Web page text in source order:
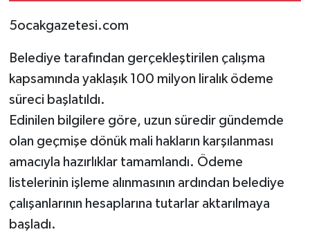
5ocakgazetesi.com
Belediye tarafından gerçekleştirilen çalışma
kapsamında yaklaşık 100 milyon liralık ödeme
süreci başlatıldı.
Edinilen bilgilere göre, uzun süredir gündemde
olan geçmişe dönük mali hakların karşılanması
amacıyla hazırlıklar tamamlandı. Ödeme
listelerinin işleme alınmasının ardından belediye
çalışanlarının hesaplarına tutarlar aktarılmaya
başladı.